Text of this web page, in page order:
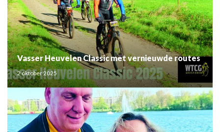
Vasser Heuvelen Classic met vernieuwde routes
2 oktober 2025